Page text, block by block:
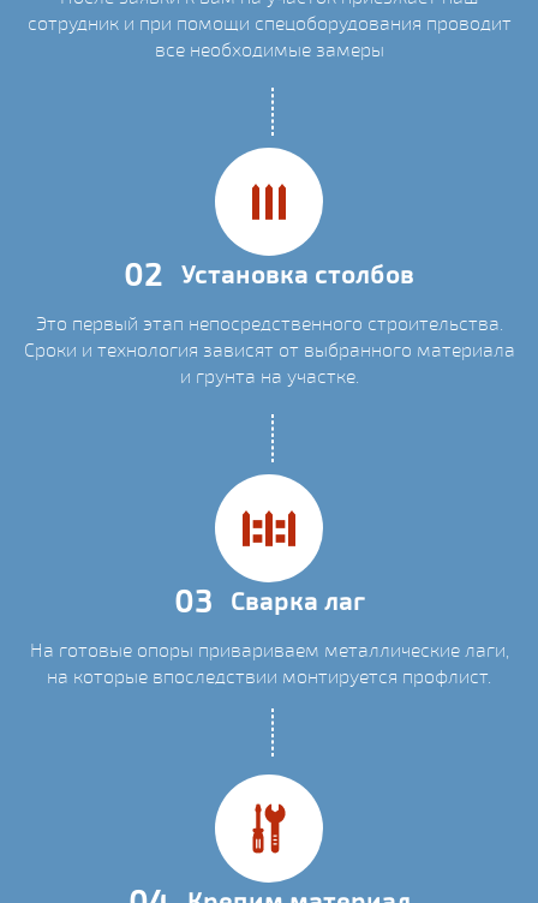
сотрудник и при помощи спецоборудования проводит
все необходимые замеры
02 Установка столбов
Это первый этап непосредственного строительства.
Сроки и технология зависят от выбранного материала
и грунта на участке.
03 Сварка лаг
На готовые опоры привариваем металлические лаги,
на которые впоследствии монтируется профлист.